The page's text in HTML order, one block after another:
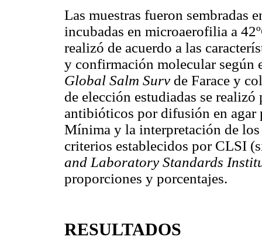
Las muestras fueron sembradas
incubadas en microaerofilia a
realizó de acuerdo a las
y confirmación molecular
Global Salm Surv de Farace y
de elección estudiadas se
antibióticos por difusión en
Mínima y la interpretación de
criterios establecidos por CLSI
and Laboratory Standards
proporciones y porcentajes.
RESULTADOS